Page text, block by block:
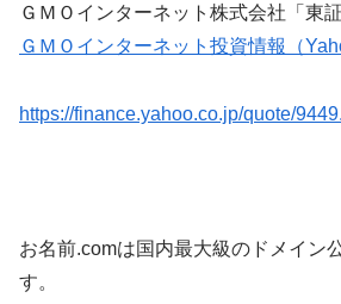
ＧＭＯインターネット株式会社「東
ＧＭＯインターネット投資情報（
https://finance.yahoo.co.jp/quote/
お名前.comは国内最大級のドメイン
す。